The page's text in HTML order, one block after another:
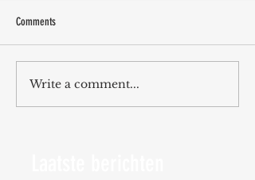
Comments
Write a comment...